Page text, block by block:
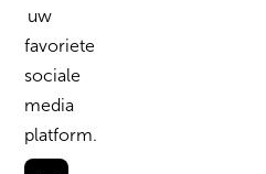
uw
favoriete
sociale
media
platform.